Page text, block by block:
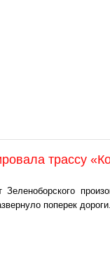
трассу
Зеленоборского
поперек